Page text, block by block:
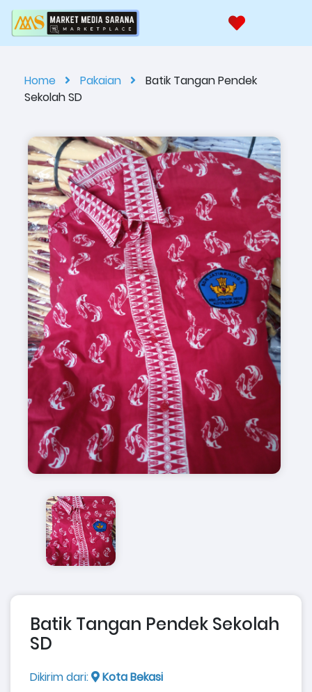
Home Pakaian
Batik Tangan Pendek
Sekolah SD
Batik Tangan Pendek Sekolah
SD
Dikirim dari: Kota Bekasi